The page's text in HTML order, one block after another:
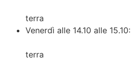
corridoio
terra
Venerdì alle 14.10 alle 15.10:
aula n.
terra